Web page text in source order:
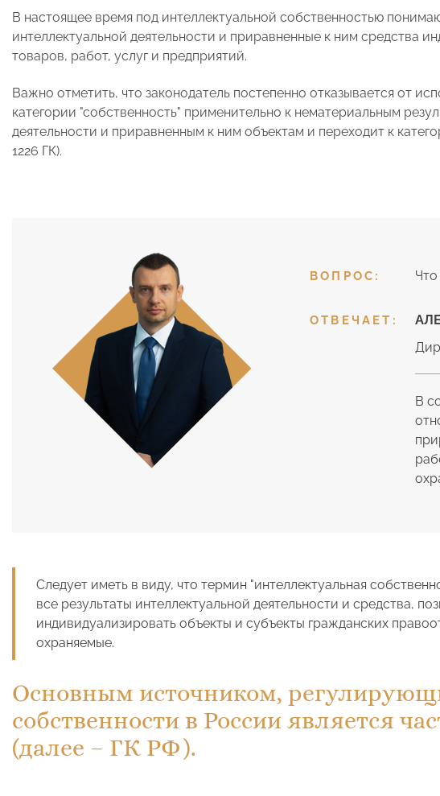
В настоящее время под интеллектуальной собственностью
интеллектуальной деятельности и приравненные к ним средства
товаров, работ, услуг и предприятий.
Важно отметить, что законодатель постепенно отказывается от
категории "собственность" применительно к нематериальным
деятельности и приравненным к ним объектам и переходит к
1226 ГК).
ВОПРОС: Что
ОТВЕЧАЕТ:
В
Следует иметь в виду, что термин "интеллектуальная
все результаты интеллектуальной деятельности и средства,
индивидуализировать объекты и субъекты гражданских
охраняемые.
Основным источником,
собственности в России является
(далее – ГК РФ).